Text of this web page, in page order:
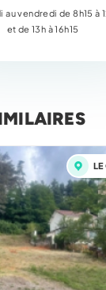
au vendredi de 8h15 à
et de 13h à 16h15